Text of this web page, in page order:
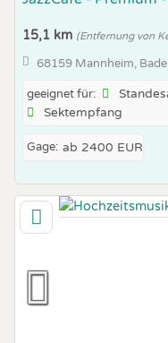
15,1 km (Entfernung von
68159 Mannheim,
geeignet für:
Sektempfang
Gage: ab 2400 EUR